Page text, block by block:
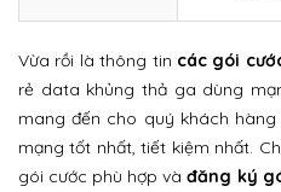
Vừa rồi là thông tin các gói
rẻ data khủng thả ga dùng
mang đến cho quý khách
mạng tốt nhất, tiết kiệm nhất.
gói cước phù hợp vàđăng ký